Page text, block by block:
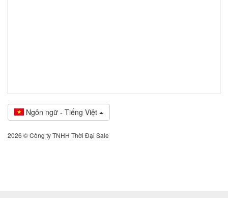
Ngôn ngữ - Tiếng Việt
2026 © Công ty TNHH Thời Đại Sale